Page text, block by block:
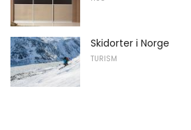
Skidorter i Norge
TURISM